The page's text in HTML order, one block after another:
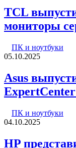
TCL
мониторы
ПК и ноутбуки
05.10.2025
Asus
ExpertCenter
ПК и ноутбуки
04.10.2025
HP